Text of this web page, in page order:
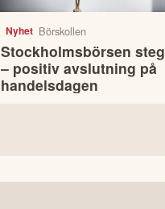
Nyhet Börskollen
Stockholmsbörsen steg
– positiv avslutning på
handelsdagen